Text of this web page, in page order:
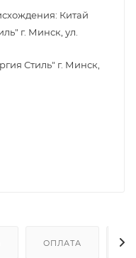
Китай
г. Минск, ул.
Стиль" г. Минск,
ОПЛАТА